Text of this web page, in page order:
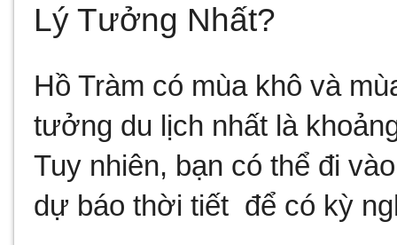
Lý Tưởng Nhất?
Hồ Tràm có mùa khô và
tưởng du lịch nhất là
Tuy nhiên, bạn có thể đi
dự báo thời tiết  để có kỳ